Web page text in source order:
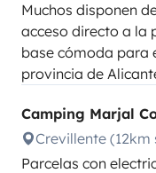
Muchos disponen
acceso directo a la
base cómoda para
provincia de
Camping Marjal
Crevillente (12km
Parcelas con